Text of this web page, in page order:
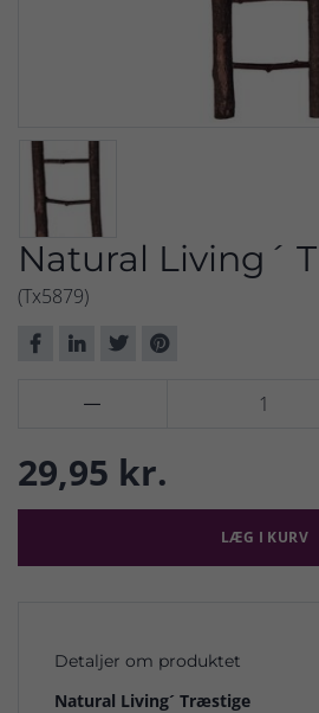
Natural Living´
(Tx5879)

29,95 kr.
LÆG I KURV
Detaljer om produktet
Natural Living´ Træstige